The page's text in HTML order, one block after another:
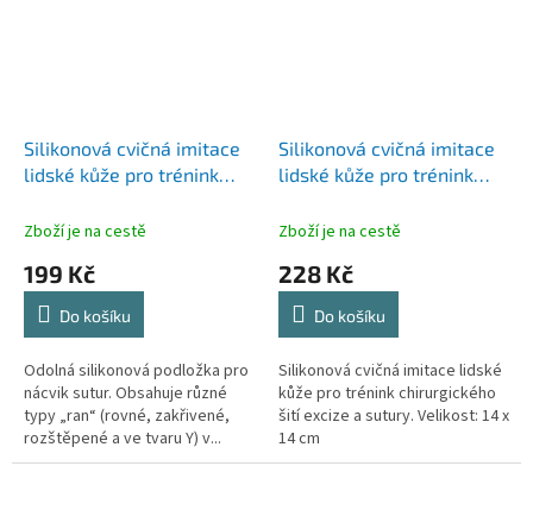
Silikonová cvičná imitace
lidské kůže pro trénink
Zboží je na cestě
199 Kč
Do košíku
Odolná silikonová podložka pro
nácvik sutur. Obsahuje různé
typy „ran“ (rovné, zakřivené,
rozštěpené a ve tvaru Y) v...
Silikonová cvičná imitace
lidské kůže pro trénink
sutury
Zboží je na cestě
228 Kč
Do košíku
Silikonová cvičná imitace lidské
kůže pro trénink chirurgického
šití excize a sutury. Velikost: 14 x
14 cm